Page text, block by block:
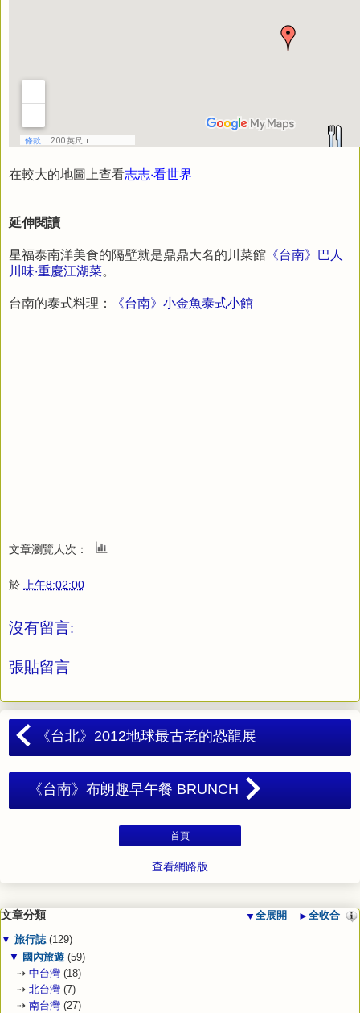
在較大的地圖上查看志志‧看世界
延伸閱讀
星福泰南洋美食的隔壁就是鼎鼎大名的川菜館 《台南》巴人
川味‧重慶江湖菜。
台南的泰式料理： 《台南》小金魚泰式小館
文章瀏覽人次：
於 上午8:02:00
沒有留言:
張貼留言
《台北》2012地球最古老的恐龍展
《台南》布朗趣早午餐 BRUNCH
首頁
查看網路版
▼ 全展開 ► 全收合
文章分類
▼ 旅行誌 (129)
▼ 國內旅遊 (59)
⇢ 中台灣 (18)
⇢ 北台灣 (7)
⇢ 南台灣 (27)